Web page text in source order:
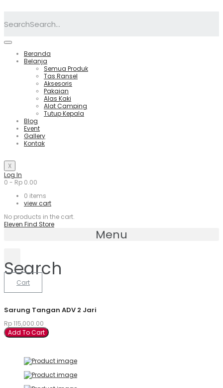
Search
Beranda
Belanja
Semua Produk
Tas Ransel
Aksesoris
Pakaian
Alas Kaki
Alat Camping
Tutup Kepala
Blog
Event
Gallery
Kontak
X
Log In
0 - Rp 0.00
0 items
view cart
No products in the cart.
Eleven Find Store
Menu
Search
Cart
Sarung Tangan ADV 2 Jari
Rp115,000.00
Add To Cart